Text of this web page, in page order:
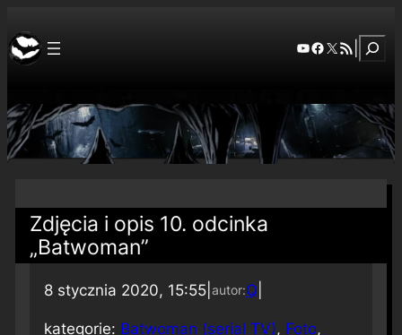
YouTube
Facebook
X RSS Feed
Zdjęcia i opis 10. odcinka
„Batwoman”
8 stycznia 2020, 15:55| autor:Q
kategorie: Batwoman (serial TV), Foto